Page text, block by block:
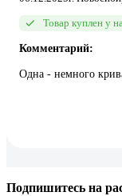
Товар куплен у
Комментарий:
Одна - немного
Подпишитесь на